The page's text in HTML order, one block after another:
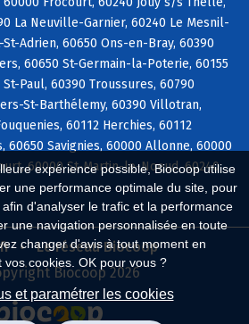
expérience possible, Biocoop utilise
une performance optimale du site, pour
d'analyser le trafic et la performance
une navigation personnalisée en toute
changer d'avis à tout moment en
vos cookies. OK pour vous ?
et paramétrer les cookies
La Neuville-Garnier, 60240 Le Mesnil-
Adrien, 60650 Ons-en-Bray, 60390
60650 St-Germain-la-Poterie, 60155
Paul, 60390 Troussures, 60790
St-Barthélemy, 60390 Villotran,
60112 Herchies, 60112
60650 Savignies, 60000 Allonne, 60000
60000 St-Martin-le-Noeud, 60240
Le réseau Biocoop
Biocoop 2026